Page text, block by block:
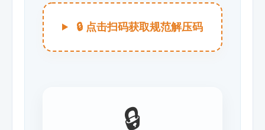
🔒 点击扫码获取规范解压码
🔒